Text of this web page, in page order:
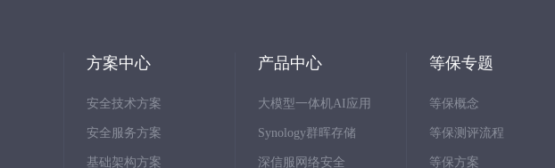
方案中心
安全技术方案
安全服务方案
基础架构方案
产品中心
大模型一体机AI应用
Synology群晖存储
深信服网络安全
等保专题
等保概念
等保测评流程
等保方案